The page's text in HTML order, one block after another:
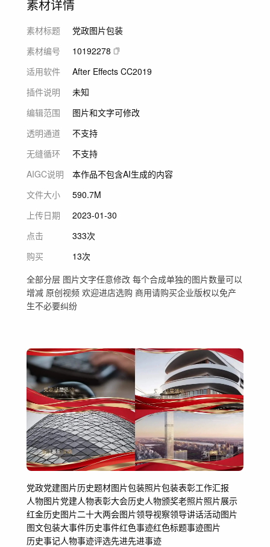
素材详情
素材标题
党政图片包装
素材编号
10192278
适用软件
After Effects CC2019
插件说明
未知
编辑范围
图片和文字可修改
透明通道
不支持
无缝循环
不支持
AIGC说明
本作品不包含AI生成的内容
文件大小
590.7M
上传日期
2023-01-30
点击
333次
购买
13次
全部分层 图片文字任意修改 每个合成单独的图片数量可以
增减 原创视频 欢迎进店选购 商用请购买企业版权以免产
生不必要纠纷
党政党建图片历史题材图片包装照片包装表彰工作汇报
人物图片党建人物表彰大会历史人物颁奖老照片照片展示
红金历史图片二十大两会图片领导视察领导讲话活动图片
图文包装大事件历史事件红色事迹红色标题事迹图片
历史事记人物事迹评选先进先进事迹